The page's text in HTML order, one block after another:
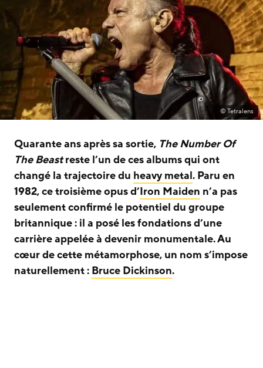
© Tetralens
Quarante ans après sa sortie, The Number Of
The Beastreste l’un de ces albums qui ont
changé la trajectoire du heavy metal. Paru en
1982, ce troisième opus d’Iron Maiden n’a pas
seulement confirmé le potentiel du groupe
britannique : il a posé les fondations d’une
carrière appelée à devenir monumentale. Au
cœur de cette métamorphose, un nom s’impose
naturellement : Bruce Dickinson.